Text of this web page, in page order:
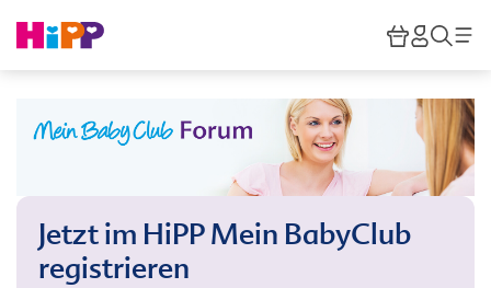
HiPP
Jetzt im HiPP Mein BabyClub
registrieren